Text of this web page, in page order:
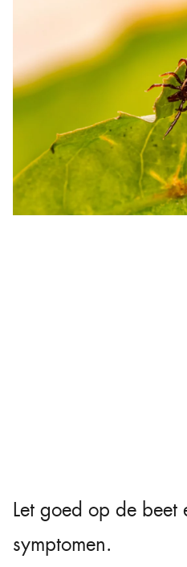
Let goed op de beet
symptomen.